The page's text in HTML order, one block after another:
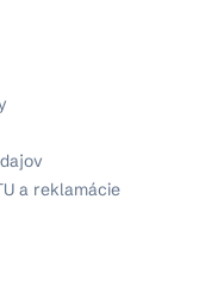
a reklamácie